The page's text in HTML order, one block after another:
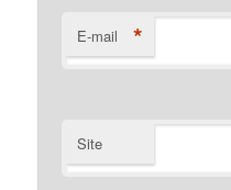
E-mail *
Site